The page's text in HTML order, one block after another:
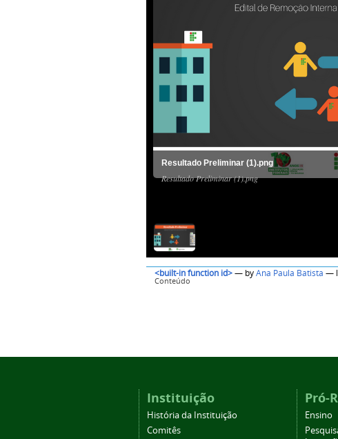
Resultado Preliminar (1).png
Resultado Preliminar (1).png
Conteúdo
<built-in function id>— byAna Paula Batista
Instituição
História da Instituição
Comitês
Pró-
Ensino